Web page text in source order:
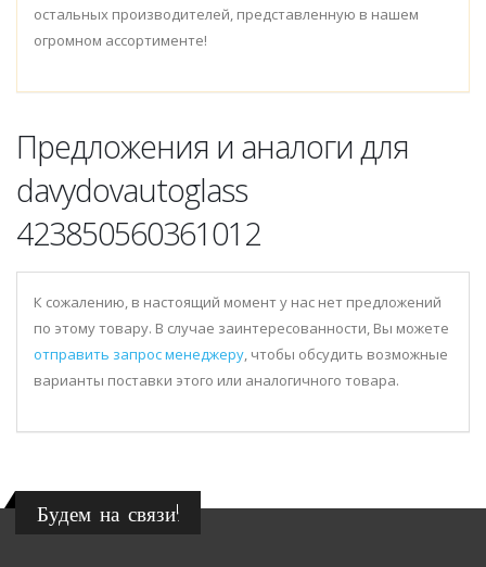
остальных производителей, представленную в нашем
огромном ассортименте!
Предложения и аналоги для
davydovautoglass
423850560361012
К сожалению, в настоящий момент у нас нет предложений
по этому товару. В случае заинтересованности, Вы можете
отправить запрос менеджеру, чтобы обсудить возможные
варианты поставки этого или аналогичного товара.
Будем на связи!